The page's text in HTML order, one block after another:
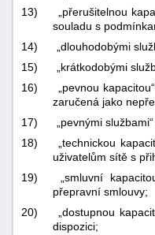
13)
„přerušitelnou
souladu s
14)
„dlouhodobými
15)
„krátkodobými
16)
„pevnou
zaručená jako
17)
„pevnými
18)
„technickou
uživatelům sítě s
19)
„smluvní
přepravní smlouvy;
20)
„dostupnou
dispozici;